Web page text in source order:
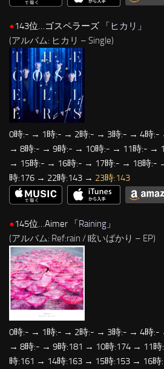
●143位…ゴスペラーズ 「 ヒカリ 」
(アルバム: ヒカリ – Single)
0時:- → 1時:- → 2時:- → 3時:- → 4時
→ 8時:- → 9時:- → 10時:- → 11時:- →
→ 15時:- → 16時:- → 17時:- → 18時:-
時:176 → 22時:143 → 23時:143
●145位…Aimer 「Raining 」
(アルバム: Ref:rain / 眩いばかり – EP)
0時:- → 1時:- → 2時:- → 3時:- → 4時
→ 8時:- → 9時:181 → 10時:174 → 11
時:161 → 14時:163 → 15時:153 → 16